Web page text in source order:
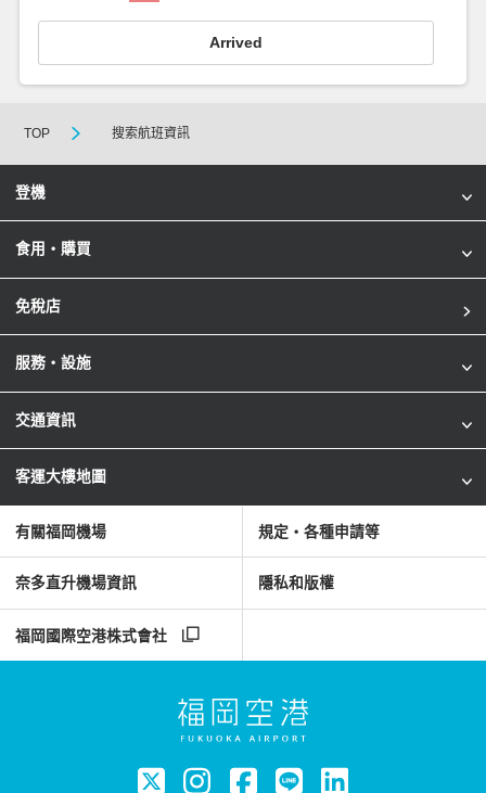
Arrived
TOP 搜索航班資訊
登機
食用・購買
免稅店
服務・設施
交通資訊
客運大樓地圖
有關福岡機場 規定・各種申請等
奈多直升機場資訊 隱私和版權
福岡國際空港株式會社